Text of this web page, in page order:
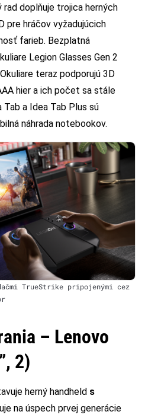
rad doplňuje trojica herných
pre hráčov vyžadujúcich
farieb. Bezplatná
Legion Glasses Gen 2
teraz podporujú 3D
hier a ich počet sa stále
a Idea Tab Plus sú
náhrada notebookov.
TrueStrike pripojenými cez
– Lenovo
2)
herný handheld s
na úspech prvej generácie